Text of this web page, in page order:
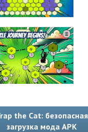
the Cat: безопасная
загрузка мода APK